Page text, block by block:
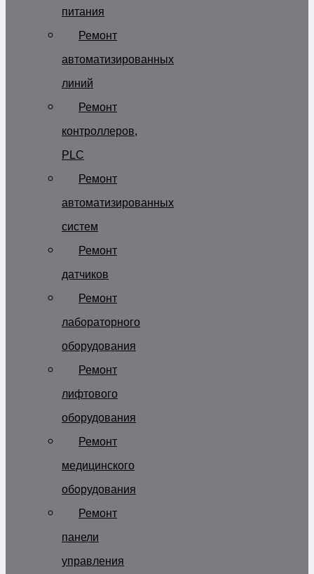
питания
Ремонт
автоматизированных
линий
Ремонт
контроллеров,
PLC
Ремонт
автоматизированных
систем
Ремонт
датчиков
Ремонт
лабораторного
оборудования
Ремонт
лифтового
оборудования
Ремонт
медицинского
оборудования
Ремонт
панели
управления